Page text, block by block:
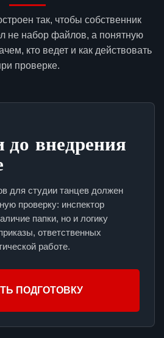
так, чтобы собственник
не набор файлов, а понятную
кто ведет и как действовать
проверке.
до внедрения
для студии танцев должен
проверку: инспектор
папки, но и логику
ответственных
работе.
ПОДГОТОВКУ